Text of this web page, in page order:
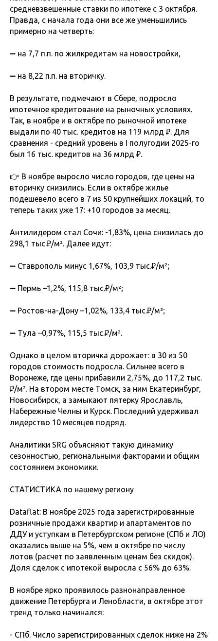
средневзвешенные ставки по ипотеке с 3 октября.
Правда, с начала года они все же уменьшились
примерно на четверть:
➖ на 7,7 п.п. по жилкредитам на новостройки,
➖ на 8,22 п.п. на вторичку.
В результате, подмечают в Сбере, подросло
ипотечное кредитование на рыночных условиях.
Так, в ноябре и в октябре по рыночной ипотеке
выдали по 40 тыс. кредитов на 119 млрд ₽. Для
сравнения - средний уровень в I полугодии 2025-го
был 16 тыс. кредитов на 36 млрд ₽.
👉 В ноябре выросло число городов, где цены на
вторичку снизились. Если в октябре жилье
подешевело всего в 7 из 50 крупнейших локаций, то
теперь таких уже 17: +10 городов за месяц.
Антилидером стал Сочи: -1,83%, цена снизилась до
298,1 тыс.₽/м². Далее идут:
➖ Ставрополь минус 1,67%, 103,9 тыс.₽/м²;
➖ Пермь –1,2%, 115,8 тыс.₽/м²;
➖ Ростов-на-Дону –1,02%, 133,4 тыс.₽/м²;
➖ Тула –0,97%, 115,5 тыс.₽/м².
Однако в целом вторичка дорожает: в 30 из 50
городов стоимость подросла. Сильнее всего в
Воронеже, где цены прибавили 2,75%, до 117,2 тыс.
₽/м². На втором месте Томск, за ним Екатеринбург,
Новосибирск, а замыкают пятерку Ярославль,
Набережные Челны и Курск. Последний удерживал
лидерство 10 месяцев подряд.
Аналитики SRG объясняют такую динамику
сезонностью, региональными факторами и общим
состоянием экономики.
СТАТИСТИКА по нашему региону
Dataflat: В ноябре 2025 года зарегистрированные
розничные продажи квартир и апартаментов по
ДДУ и уступкам в Петербургском регионе (СПб и ЛО)
оказались выше на 5%, чем в октябре по числу
лотов (расчет по заявленным ценам без скидок).
Доля сделок с ипотекой выросла с 56% до 63%.
В ноябре ярко проявилось разнонаправленное
движение Петербурга и Ленобласти, в октябре этот
тренд только начинался:
- СПб. Число зарегистрированных сделок ниже на 2%